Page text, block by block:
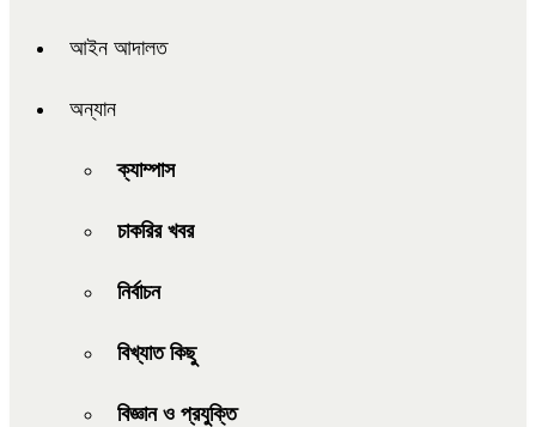
আইন আদালত
অন্যান
ক্যাম্পাস
চাকরির খবর
নির্বাচন
বিখ্যাত কিছু
বিজ্ঞান ও প্রযুক্তি